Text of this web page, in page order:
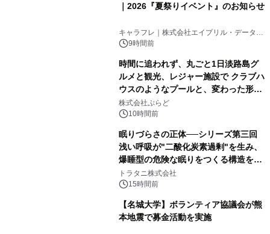
｜2026『夏祭りイベント』のお知らせ
キャラフレ｜株式会社エイプリル・データ・
デザインズ
9時間前
時間に追われず、丸ごと1日淡路島グ
ルメと観光、レジャー施設で クラブハ
ウスのようなプールと、変わった形の
サウナも 「THE BOXY AWAJI」のお
得な素泊まり連泊プランで
株式会社ぷらど
10時間前
眠りづらさの正体──シリーズ第三回
浅い呼吸が"二酸化炭素過剰"を生み、
爆睡型の危険な眠りをつくる構造を解
説
トラタニ株式会社
15時間前
【名城大学】ボランティア協議会が熊
本地震で募金活動を実施